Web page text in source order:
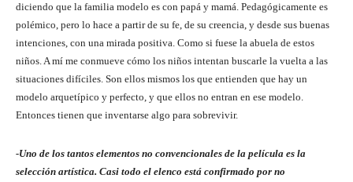
diciendo que la familia modelo es con papá y mamá. Pedagógicamente es
polémico, pero lo hace a partir de su fe, de su creencia, y desde sus buenas
intenciones, con una mirada positiva. Como si fuese la abuela de estos
niños. A mí me conmueve cómo los niños intentan buscarle la vuelta a las
situaciones difíciles. Son ellos mismos los que entienden que hay un
modelo arquetípico y perfecto, y que ellos no entran en ese modelo.
Entonces tienen que inventarse algo para sobrevivir.
-Uno de los tantos elementos no convencionales de la película es la
selección artística. Casi todo el elenco está confirmado por no